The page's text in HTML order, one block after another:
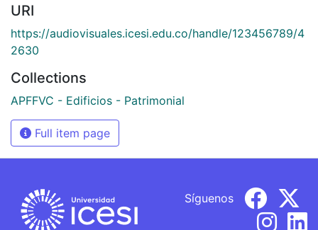
URI
https://audiovisuales.icesi.edu.co/handle/123456789/4
2630
Collections
APFFVC - Edificios - Patrimonial
Full item page
Síguenos